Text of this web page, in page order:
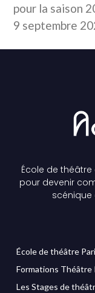
pour la saison
9 septembre
École de
pour devenir
scénique
École de théâtre
Formations Théâtre
Les Stages de